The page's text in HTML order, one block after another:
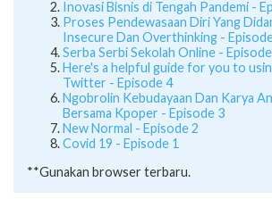
Inovasi Bisnis di Tengah Pandemi -
Proses Pendewasaan Diri Yang
Insecure Dan Overthinking -
Serba Serbi Sekolah Online -
Here's a helpful guide for you to
Twitter - Episode 4
Ngobrolin Kebudayaan Dan Karya
Bersama Kpoper - Episode 3
New Normal - Episode 2
Covid 19 - Episode 1
**Gunakan browser terbaru.